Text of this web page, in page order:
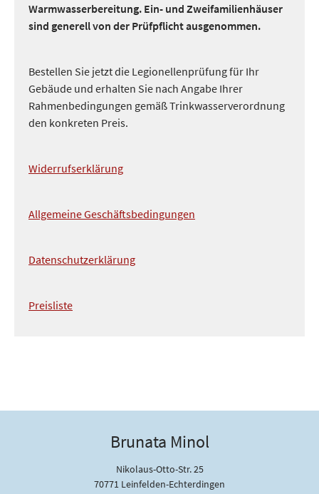
Warmwasserbereitung. Ein- und Zweifamilienhäuser
sind generell von der Prüfpflicht ausgenommen.
Bestellen Sie jetzt die Legionellenprüfung für Ihr
Gebäude und erhalten Sie nach Angabe Ihrer
Rahmenbedingungen gemäß Trinkwasserverordnung
den konkreten Preis.
Widerrufserklärung
Allgemeine Geschäftsbedingungen
Datenschutzerklärung
Preisliste
Brunata Minol
Nikolaus-Otto-Str. 25
70771 Leinfelden-Echterdingen